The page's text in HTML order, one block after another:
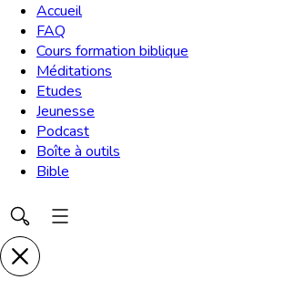
Accueil
FAQ
Cours formation biblique
Méditations
Etudes
Jeunesse
Podcast
Boîte à outils
Bible